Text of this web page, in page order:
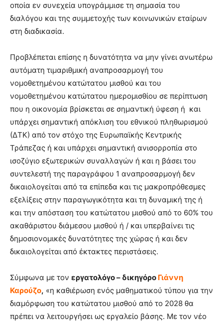
οποία εν συνεχεία υπογράμμισε τη σημασία του
διαλόγου και της συμμετοχής των κοινωνικών εταίρων
στη διαδικασία.
Προβλέπεται επίσης η δυνατότητα να μην γίνει ανωτέρω
αυτόματη τιμαριθμική αναπροσαρμογή του
νομοθετημένου κατώτατου μισθού και του
νομοθετημένου κατώτατου ημερομισθίου σε περίπτωση
που η οικονομία βρίσκεται σε σημαντική ύφεση ή και
υπάρχει σημαντική απόκλιση του εθνικού πληθωρισμού
(ΔΤΚ) από τον στόχο της Ευρωπαϊκής Κεντρικής
Τράπεζας ή και υπάρχει σημαντική ανισορροπία στο
ισοζύγιο εξωτερικών συναλλαγών ή και η βάσει του
συντελεστή της παραγράφου 1 αναπροσαρμογή δεν
δικαιολογείται από τα επίπεδα και τις μακροπρόθεσμες
εξελίξεις στην παραγωγικότητα και τη δυναμική της ή
και την απόσταση του κατώτατου μισθού από το 60% του
ακαθάριστου διάμεσου μισθού ή / και υπερβαίνει τις
δημοσιονομικές δυνατότητες της χώρας ή και δεν
δικαιολογείται από έκτακτες περιστάσεις.
Σύμφωνα με τον εργατολόγο – δικηγόρο Γιάννη
Καρούζο, «η καθιέρωση ενός μαθηματικού τύπου για την
διαμόρφωση του κατώτατου μισθού από το 2028 θα
πρέπει να λειτουργήσει ως εργαλείο βάσης. Με τον νέο